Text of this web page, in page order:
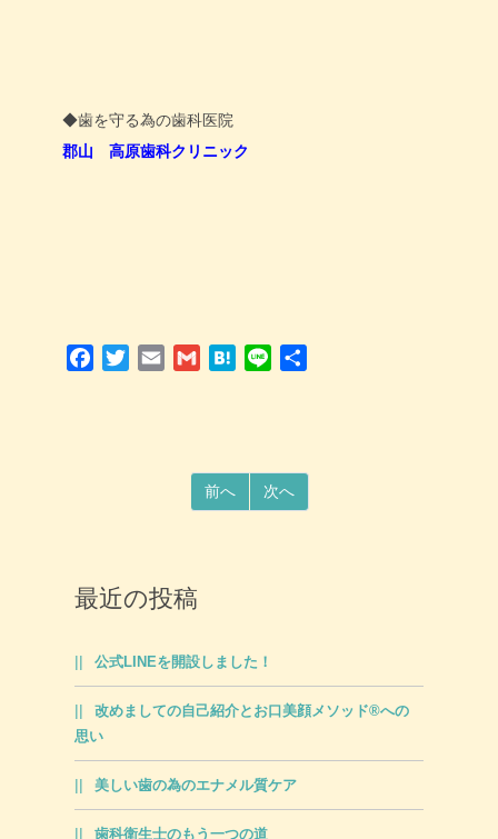
◆歯を守る為の歯科医院
郡山 高原歯科クリニック
Facebook
TwitterEmail Gmail Hatena
Line
前へ 次へ
最近の投稿
公式LINEを開設しました！
改めましての自己紹介とお口美顔メソッド®への
思い
美しい歯の為のエナメル質ケア
歯科衛生士のもう一つの道